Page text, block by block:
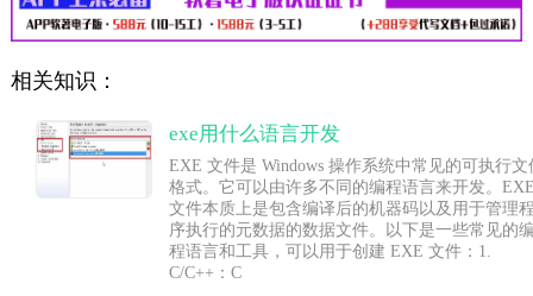
相关知识：
exe用什么语言开发
EXE 文件是 Windows 操作系统中常见的可执行文
格式。它可以由许多不同的编程语言来开发。
文件本质上是包含编译后的机器码以及用于管理
序执行的元数据的数据文件。以下是一些常见的
程语言和工具，可以用于创建 EXE 文件：1.
C/C++：C